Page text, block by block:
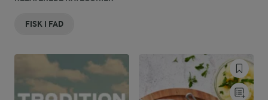
FISK I FAD